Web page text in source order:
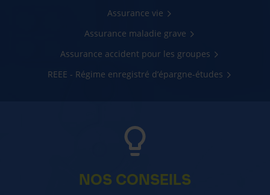
Assurance vie
Assurance maladie grave
Assurance accident pour les groupes
REEE - Régime enregistré d’épargne-études
NOS CONSEILS